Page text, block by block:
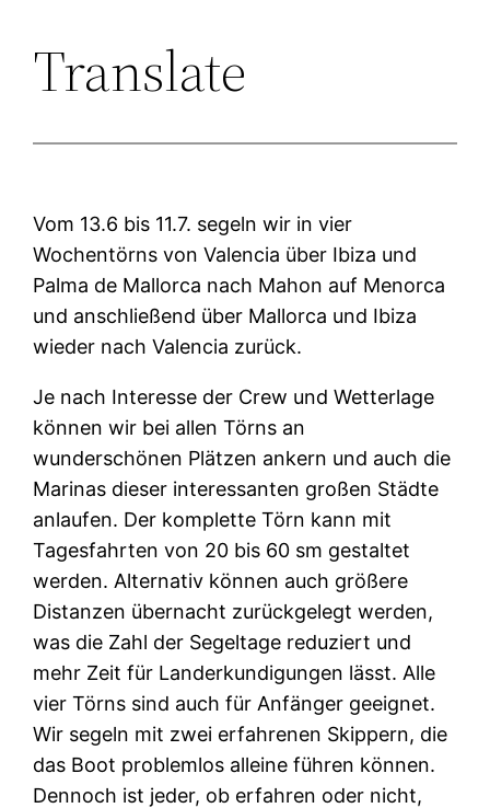
ZumTranslate
Vom 13.6 bis 11.7. segeln wir in vier
Wochentörns von Valencia über Ibiza und
Palma de Mallorca nach Mahon auf Menorca
und anschließend über Mallorca und Ibiza
wieder nach Valencia zurück.
Je nach Interesse der Crew und Wetterlage
können wir bei allen Törns an
wunderschönen Plätzen ankern und auch die
Marinas dieser interessanten großen Städte
anlaufen. Der komplette Törn kann mit
Tagesfahrten von 20 bis 60 sm gestaltet
werden. Alternativ können auch größere
Distanzen übernacht zurückgelegt werden,
was die Zahl der Segeltage reduziert und
mehr Zeit für Landerkundigungen lässt. Alle
vier Törns sind auch für Anfänger geeignet.
Wir segeln mit zwei erfahrenen Skippern, die
das Boot problemlos alleine führen können.
Dennoch ist jeder, ob erfahren oder nicht,